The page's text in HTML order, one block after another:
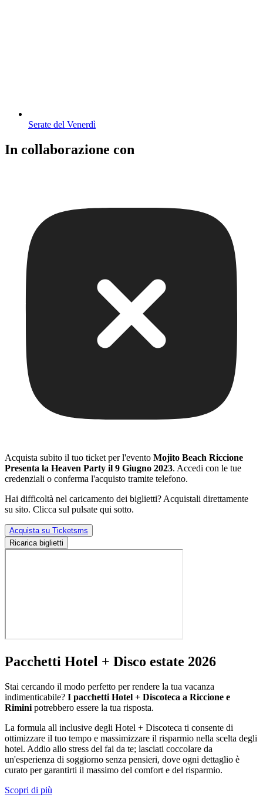
Serate del Venerdì
In collaborazione con
Acquista subito il tuo ticket per l'evento Mojito Beach Riccione
Presenta la Heaven Party il 9 Giugno 2023. Accedi con le tue
credenziali o conferma l'acquisto tramite telefono.
Hai difficoltà nel caricamento dei biglietti? Acquistali direttamente
su sito. Clicca sul pulsate qui sotto.
Acquista su Ticketsms
Ricarica biglietti
Pacchetti Hotel + Disco estate 2026
Stai cercando il modo perfetto per rendere la tua vacanza
indimenticabile? I pacchetti Hotel + Discoteca a Riccione e
Rimini potrebbero essere la tua risposta.
La formula all inclusive degli Hotel + Discoteca ti consente di
ottimizzare il tuo tempo e massimizzare il risparmio nella scelta degli
hotel. Addio allo stress del fai da te; lasciati coccolare da
un'esperienza di soggiorno senza pensieri, dove ogni dettaglio è
curato per garantirti il massimo del comfort e del risparmio.
Scopri di più